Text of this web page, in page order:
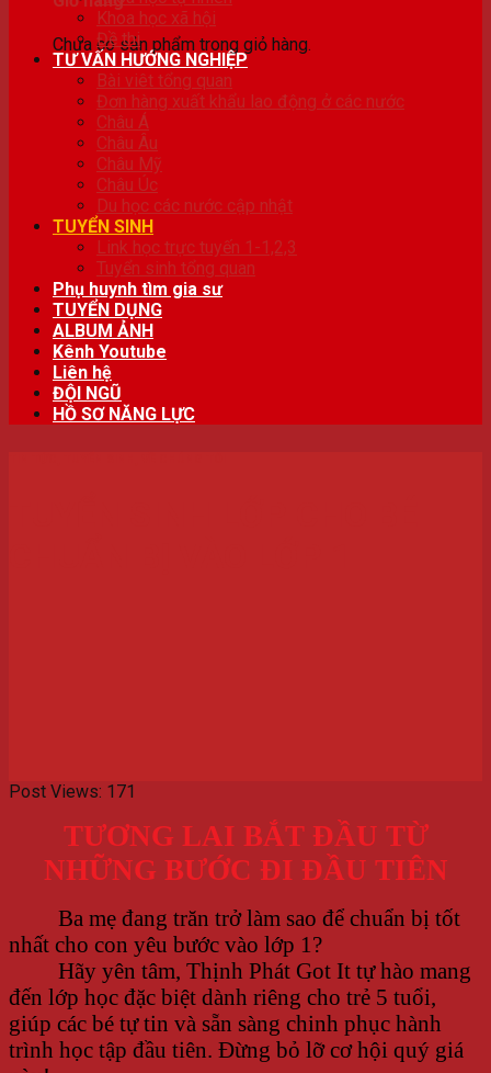
Chưa có sản phẩm trong giỏ hàng.
Khoa học xã hội
Đề thi
TƯ VẤN HƯỚNG NGHIỆP
Bài viêt tổng quan
Đơn hàng xuất khẩu lao động ở các nước
Châu Á
Châu Âu
Châu Mỹ
Châu Úc
Du học các nước cập nhật
TUYỂN SINH
Link học trực tuyến 1-1,2,3
Tuyển sinh tổng quan
Phụ huynh tìm gia sư
TUYỂN DỤNG
ALBUM ẢNH
Kênh Youtube
Liên hệ
ĐỘI NGŨ
HỒ SƠ NĂNG LỰC
Post Views: 171
TƯƠNG LAI BẮT ĐẦU TỪ
NHỮNG BƯỚC ĐI ĐẦU TIÊN
Ba mẹ đang trăn trở làm sao để chuẩn bị tốt
nhất cho con yêu bước vào lớp 1?
Hãy yên tâm, Thịnh Phát Got It tự hào mang
đến lớp học đặc biệt dành riêng cho trẻ 5 tuổi,
giúp các bé tự tin và sẵn sàng chinh phục hành
trình học tập đầu tiên. Đừng bỏ lỡ cơ hội quý giá